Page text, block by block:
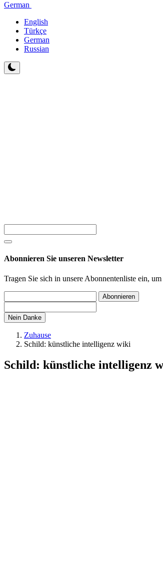
German
English
Türkçe
German
Russian
Abonnieren Sie unseren Newsletter
Tragen Sie sich in unsere Abonnentenliste ein,
Abonnieren
Nein Danke
Zuhause
Schild: künstliche intelligenz wiki
Schild: künstliche intelligenz